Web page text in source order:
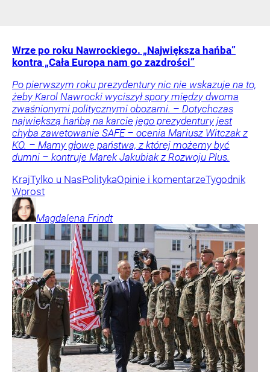
Wrze po roku Nawrockiego. „Największa hańba”
kontra „Cała Europa nam go zazdrości”
Po pierwszym roku prezydentury nic nie wskazuje na to,
żeby Karol Nawrocki wyciszył spory między dwoma
zwaśnionymi politycznymi obozami. – Dotychczas
największą hańbą na karcie jego prezydentury jest
chyba zawetowanie SAFE – ocenia Mariusz Witczak z
KO. – Mamy głowę państwa, z której możemy być
dumni – kontruje Marek Jakubiak z Rozwoju Plus.
KrajTylko u NasPolitykaOpinie i komentarzeTygodnik
Wprost
Magdalena Frindt